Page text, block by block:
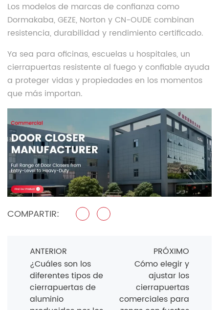
Los modelos de marcas de confianza como
Dormakaba, GEZE, Norton y CN-OUDE combinan
resistencia, durabilidad y rendimiento certificado.
Ya sea para oficinas, escuelas u hospitales, un
cierrapuertas resistente al fuego y confiable ayuda
a proteger vidas y propiedades en los momentos
que más importan.
COMPARTIR:
ANTERIOR
¿Cuáles son los
diferentes tipos de
cierrapuertas de
aluminio
PRÓXIMO
Cómo elegir y
ajustar los
cierrapuertas
comerciales para